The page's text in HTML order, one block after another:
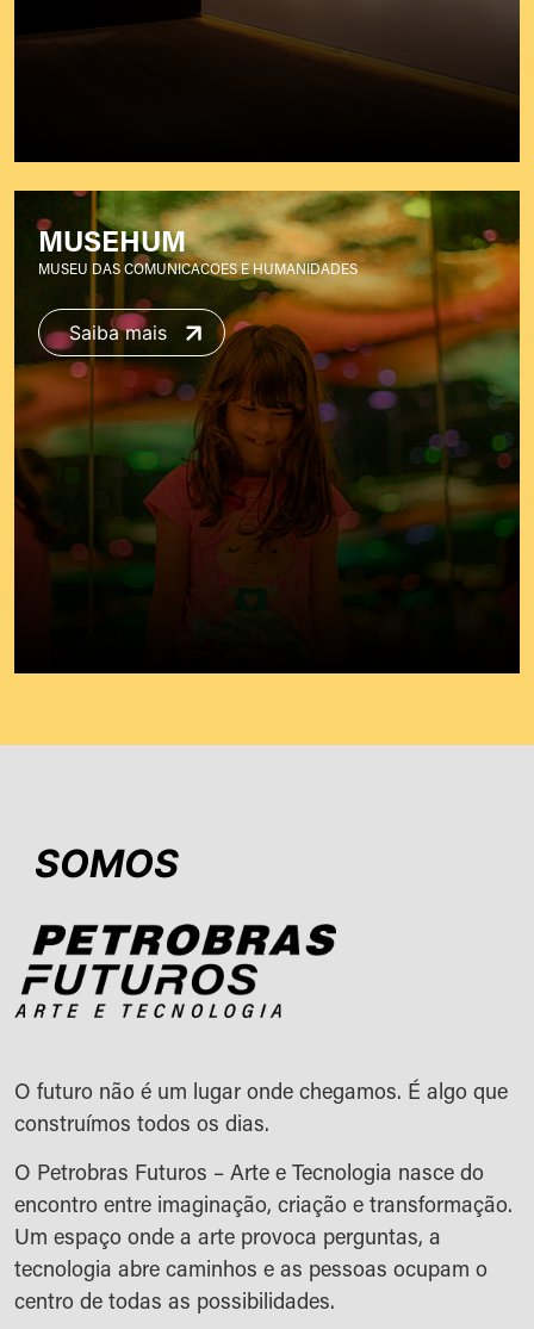
MUSEHUM
MUSEU DAS COMUNICACOES E HUMANIDADES
Saiba mais
SOMOS
O futuro não é um lugar onde chegamos. É algo que
construímos todos os dias.
O Petrobras Futuros – Arte e Tecnologia nasce do
encontro entre imaginação, criação e transformação.
Um espaço onde a arte provoca perguntas, a
tecnologia abre caminhos e as pessoas ocupam o
centro de todas as possibilidades.